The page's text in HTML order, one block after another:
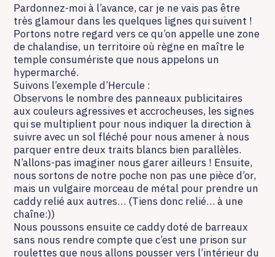
Pardonnez-moi à l’avance, car je ne vais pas être
très glamour dans les quelques lignes qui suivent !
Portons notre regard vers ce qu’on appelle une zone
de chalandise, un territoire où règne en maître le
temple consumériste que nous appelons un
hypermarché.
Suivons l’exemple d’Hercule :
Observons le nombre des panneaux publicitaires
aux couleurs agressives et accrocheuses, les signes
qui se multiplient pour nous indiquer la direction à
suivre avec un sol fléché pour nous amener à nous
parquer entre deux traits blancs bien parallèles.
N’allons-pas imaginer nous garer ailleurs ! Ensuite,
nous sortons de notre poche non pas une pièce d’or,
mais un vulgaire morceau de métal pour prendre un
caddy relié aux autres… (Tiens donc relié… à une
chaîne:))
Nous poussons ensuite ce caddy doté de barreaux
sans nous rendre compte que c’est une prison sur
roulettes que nous allons pousser vers l’intérieur du